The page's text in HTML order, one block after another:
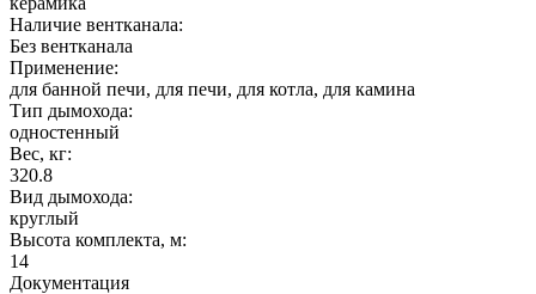
Наличие вентканала:
Без вентканала
Применение:
для банной печи, для печи, для котла, для камина
Тип дымохода:
одностенный
Вес, кг:
320.8
Вид дымохода:
круглый
Высота комплекта, м:
14
Документация